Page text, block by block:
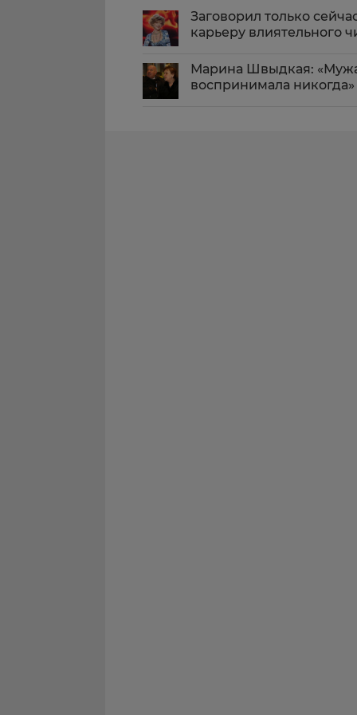
Заговорил только
карьеру влиятельного
Марина Швыдкая:
воспринимала никогда»